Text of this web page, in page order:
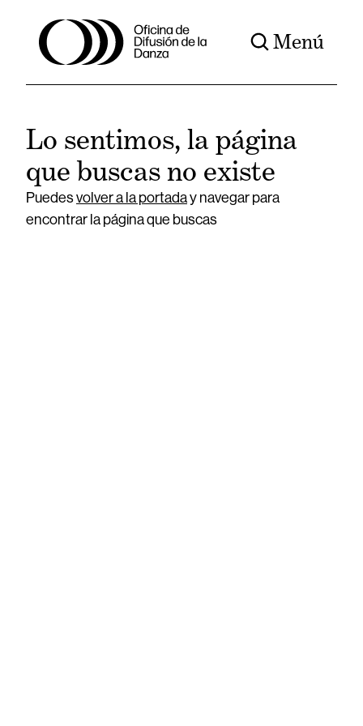
Menú
Lo sentimos, la página
que buscas no existe
Puedesvolver a la portaday navegar para
encontrar la página que buscas